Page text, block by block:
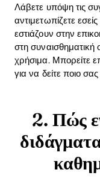
Λάβετε υπόψη τις
αντιμετωπίζετε
εστιάζουν στην
στη συναισθηματική
χρήσιμα. Μπορείτε
για να δείτε ποιο
2. Πώς